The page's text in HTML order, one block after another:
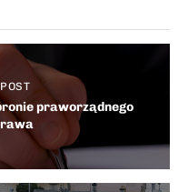
praworządnego